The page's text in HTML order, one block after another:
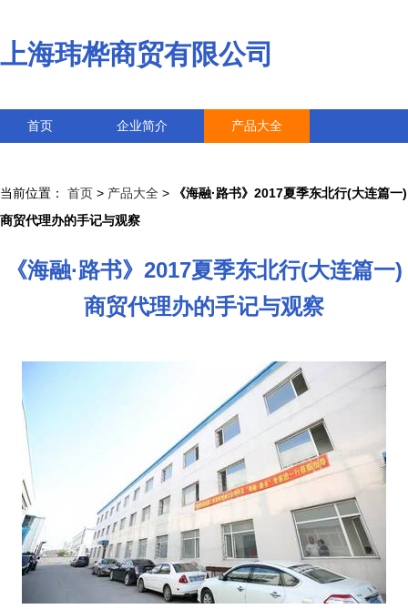
上海玮桦商贸有限公司
首页 企业简介 产品大全
当前位置： 首页 > 产品大全 >
《海融·路书》2017夏季东北行(大连篇一)
商贸代理办的手记与观察
《海融·路书》2017夏季东北行(大连篇一)
商贸代理办的手记与观察